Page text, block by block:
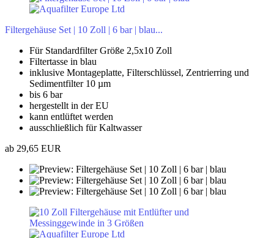
Filtergehäuse Set | 10 Zoll | 6 bar | blau...
Für Standardfilter Größe 2,5x10 Zoll
Filtertasse in blau
inklusive Montageplatte, Filterschlüssel, Zentrierring und
Sedimentfilter 10 µm
bis 6 bar
hergestellt in der EU
kann entlüftet werden
ausschließlich für Kaltwasser
ab 29,65 EUR